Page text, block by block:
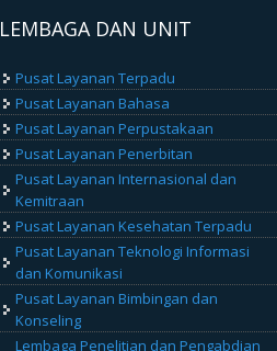
LEMBAGA DAN UNIT
Pusat Layanan Terpadu
Pusat Layanan Bahasa
Pusat Layanan Perpustakaan
Pusat Layanan Penerbitan
Pusat Layanan Internasional dan
Kemitraan
Pusat Layanan Kesehatan Terpadu
Pusat Layanan Teknologi Informasi
dan Komunikasi
Pusat Layanan Bimbingan dan
Konseling
Lembaga Penelitian dan Pengabdian